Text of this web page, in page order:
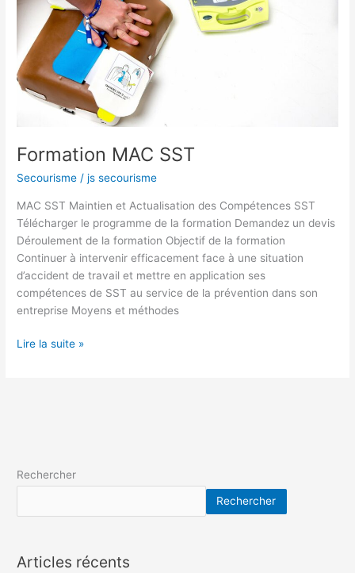
Formation MAC SST
Secourisme /js secourisme
MAC SST Maintien et Actualisation des Compétences SST
Télécharger le programme de la formation Demandez un devis
Déroulement de la formation Objectif de la formation
Continuer à intervenir efficacement face à une situation
d’accident de travail et mettre en application ses
compétences de SST au service de la prévention dans son
entreprise Moyens et méthodes
Lire la suite »
Rechercher
Rechercher
Articles récents